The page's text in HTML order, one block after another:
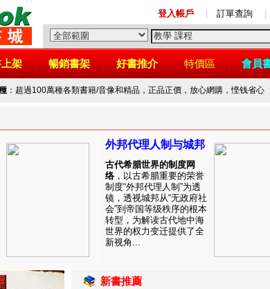
登入帳戶 訂單查詢
架 暢銷書架 好書推介 特價區 會員
：超過100萬種各類書籍/音像和精品，正品正價，放心網購，悭钱省心
外邦代理人制与城邦
古代希腊世界的制度网
络 ，以古希腊重要的荣誉
制度“外邦代理人制”为透
镜，透视城邦从“无政府社
会”到帝国等级秩序的根本
转型，为解读古代地中海
世界的权力变迁提供了全
新视角...
新書推薦